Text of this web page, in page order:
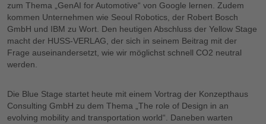
zum Thema „GenAI for Automotive“ von Google lernen. Zudem
kommen Unternehmen wie Seoul Robotics, der Robert Bosch
GmbH und IBM zu Wort. Den heutigen Abschluss der Yellow Stage
macht der HUSS-VERLAG, der sich in seinem Beitrag mit der
Frage auseinandersetzt, wie wir möglichst schnell CO2 neutral
werden.
Die Blue Stage startet heute mit einem Vortrag der Konzepthaus
Consulting GmbH zu dem Thema „The role of Design in an
evolving mobility and transportation world“. Daneben warten